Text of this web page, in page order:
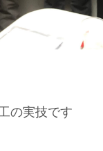
の実技です